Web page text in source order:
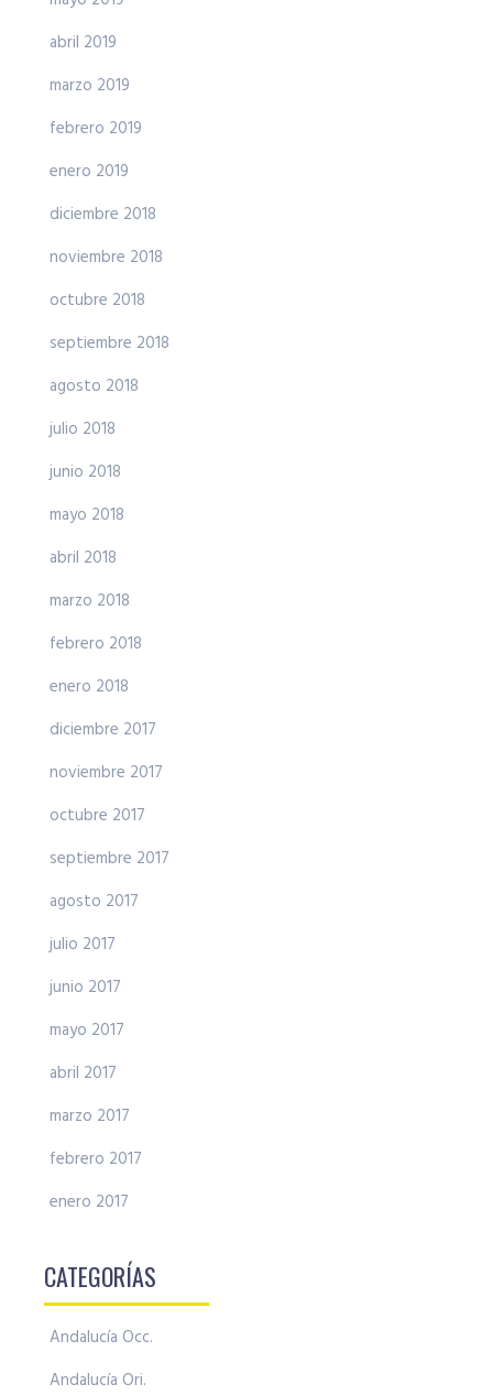
abril 2019
marzo 2019
febrero 2019
enero 2019
diciembre 2018
noviembre 2018
octubre 2018
septiembre 2018
agosto 2018
julio 2018
junio 2018
mayo 2018
abril 2018
marzo 2018
febrero 2018
enero 2018
diciembre 2017
noviembre 2017
octubre 2017
septiembre 2017
agosto 2017
julio 2017
junio 2017
mayo 2017
abril 2017
marzo 2017
febrero 2017
enero 2017
CATEGORÍAS
Andalucía Occ.
Andalucía Ori.